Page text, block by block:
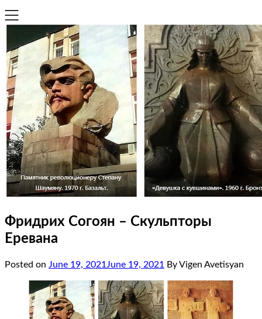
Фридрих Согоян – Скульпторы
Еревана
Posted on June 19, 2021 June 19, 2021 By Vigen Avetisyan